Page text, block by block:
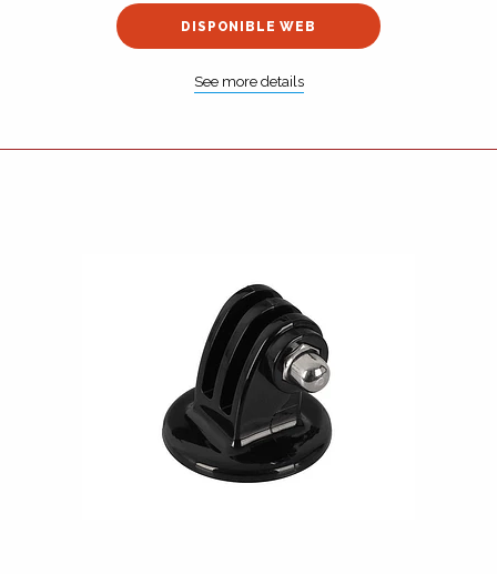
DISPONIBLE WEB
See more details